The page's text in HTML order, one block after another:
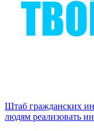
Штаб гражданских
людям реализовать